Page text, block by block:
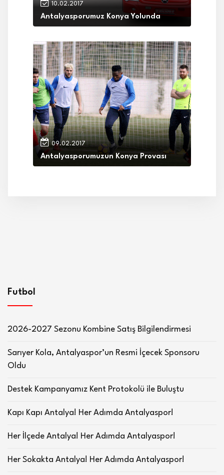
10.02.2017
Antalyasporumuz Konya Yolunda
09.02.2017
Antalyasporumuzun Konya Provası
Futbol
2026-2027 Sezonu Kombine Satış Bilgilendirmesi
Sarıyer Kola, Antalyaspor’un Resmi İçecek Sponsoru
Oldu
Destek Kampanyamız Kent Protokolü ile Buluştu
Kapı Kapı Antalya! Her Adımda Antalyaspor!
Her İlçede Antalya! Her Adımda Antalyaspor!
Her Sokakta Antalya! Her Adımda Antalyaspor!